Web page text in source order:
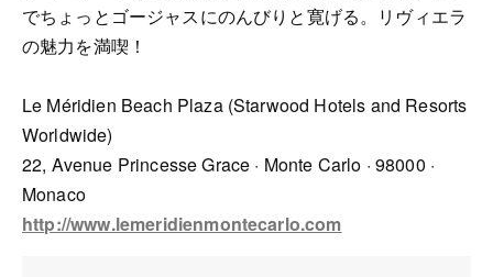
でちょっとゴージャスにのんびりと寛げる。リヴィエラ
の魅力を満喫！
Le Méridien Beach Plaza (Starwood Hotels and Resorts
Worldwide)
22, Avenue Princesse Grace · Monte Carlo · 98000 ·
Monaco
http://www.lemeridienmontecarlo.com